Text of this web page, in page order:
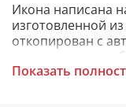
Икона написана
изготовленной
откопирован с
получившим
церкви.
Показать